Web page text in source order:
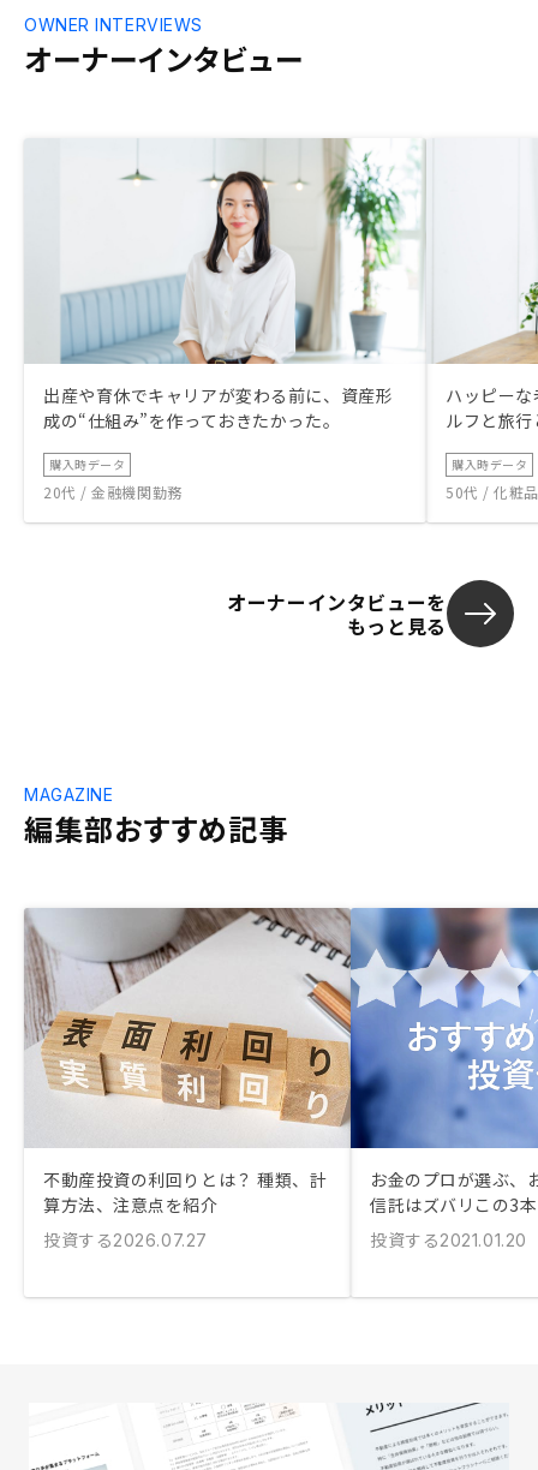
オーナーインタビュー
OWNER INTERVIEWS
出産や育休でキャリアが変わる前に、資産形
成の“仕組み”を作っておきたかった。
購入時データ
20代 / 金融機関勤務
ハッピー
ルフと旅
購入時データ
50代 / 化粧
オーナーインタビューを
もっと見る
編集部おすすめ記事
MAGAZINE
不動産投資の利回りとは？ 種類、計
算方法、注意点を紹介
投資する2026.07.27
お金のプロが選ぶ、
信託はズバリこの3
投資する2021.01.20